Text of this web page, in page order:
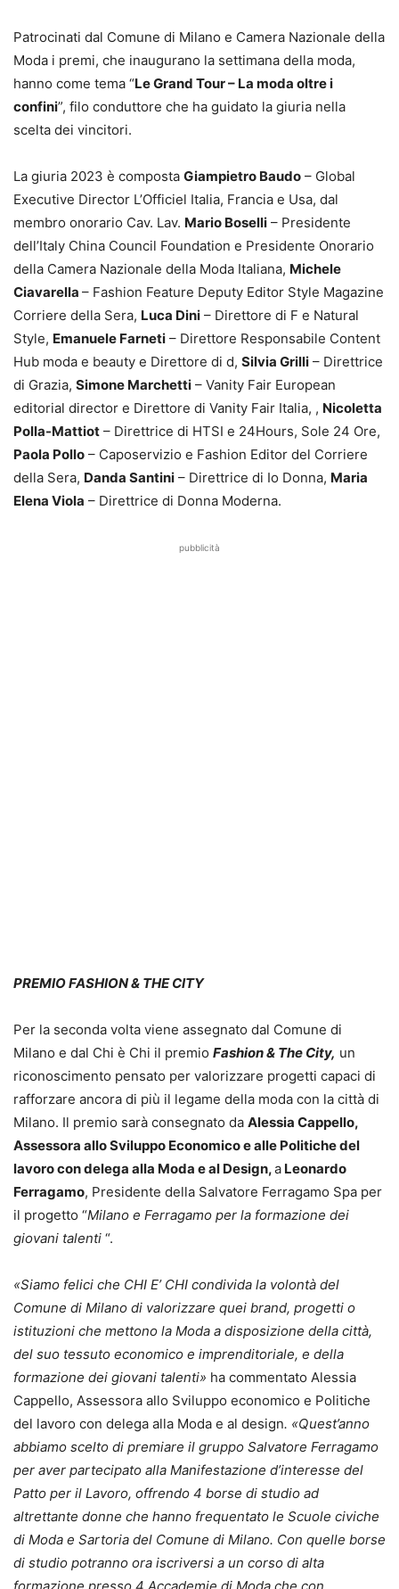
Patrocinati dal Comune di Milano e Camera Nazionale della
Moda i premi, che inaugurano la settimana della moda,
hanno come tema “Le Grand Tour – La moda oltre i
confini”, filo conduttore che ha guidato la giuria nella
scelta dei vincitori.
La giuria 2023 è composta Giampietro Baudo – Global
Executive Director L’Officiel Italia, Francia e Usa, dal
membro onorario Cav. Lav. Mario Boselli – Presidente
dell’Italy China Council Foundation e Presidente Onorario
della Camera Nazionale della Moda Italiana, Michele
Ciavarella – Fashion Feature Deputy Editor Style Magazine
Corriere della Sera, Luca Dini – Direttore di F e Natural
Style, Emanuele Farneti – Direttore Responsabile Content
Hub moda e beauty e Direttore di d, Silvia Grilli – Direttrice
di Grazia, Simone Marchetti – Vanity Fair European
editorial director e Direttore di Vanity Fair Italia, , Nicoletta
Polla-Mattiot – Direttrice di HTSI e 24Hours, Sole 24 Ore,
Paola Pollo – Caposervizio e Fashion Editor del Corriere
della Sera, Danda Santini – Direttrice di Io Donna, Maria
Elena Viola – Direttrice di Donna Moderna.
pubblicità
PREMIO FASHION & THE CITY
Per la seconda volta viene assegnato dal Comune di
Milano e dal Chi è Chi il premio Fashion & The City, un
riconoscimento pensato per valorizzare progetti capaci di
rafforzare ancora di più il legame della moda con la città di
Milano. Il premio sarà consegnato da Alessia Cappello,
Assessora allo Sviluppo Economico e alle Politiche del
lavoro con delega alla Moda e al Design,a Leonardo
Ferragamo, Presidente della Salvatore Ferragamo Spa per
il progetto “Milano e Ferragamo per la formazione dei
giovani talenti “.
«Siamo felici che CHI E’ CHI condivida la volontà del
Comune di Milano di valorizzare quei brand, progetti o
istituzioni che mettono la Moda a disposizione della città,
del suo tessuto economico e imprenditoriale, e della
formazione dei giovani talenti» ha commentato Alessia
Cappello, Assessora allo Sviluppo economico e Politiche
del lavoro con delega alla Moda e al design. «Quest’anno
abbiamo scelto di premiare il gruppo Salvatore Ferragamo
per aver partecipato alla Manifestazione d’interesse del
Patto per il Lavoro, offrendo 4 borse di studio ad
altrettante donne che hanno frequentato le Scuole civiche
di Moda e Sartoria del Comune di Milano. Con quelle borse
di studio potranno ora iscriversi a un corso di alta
formazione presso 4 Accademie di Moda che con